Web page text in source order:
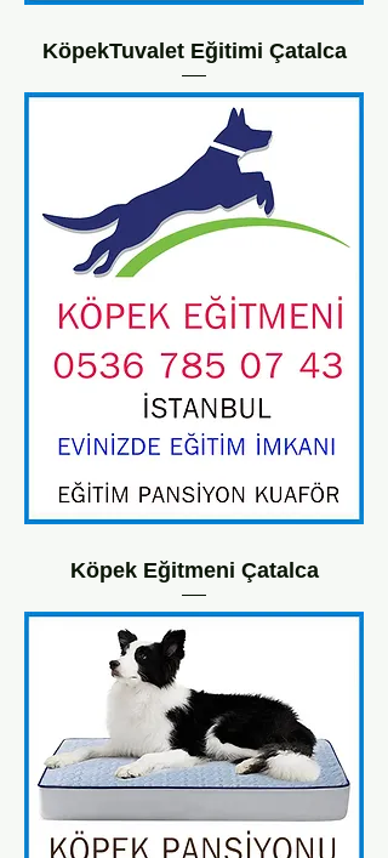
KöpekTuvalet Eğitimi Çatalca
Köpek Eğitmeni Çatalca